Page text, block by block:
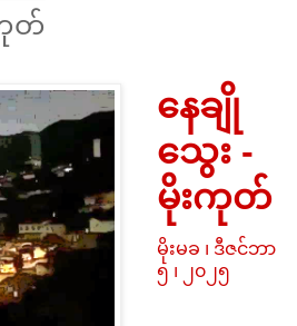
ကုတ်
နေချို
သွေး -
မိုးကုတ်
မိုးမခ ၊ ဒီဇင်ဘာ
၅ ၊ ၂၀၂၅